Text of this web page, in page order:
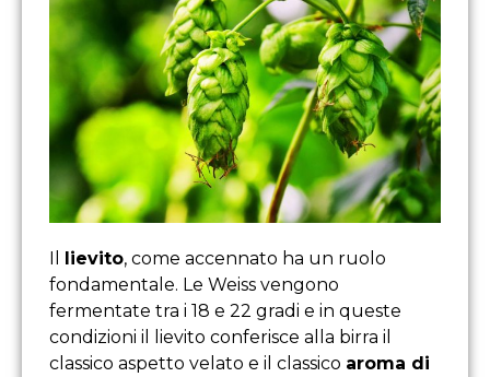
Il lievito, come accennato ha un ruolo
fondamentale. Le Weiss vengono
fermentate tra i 18 e 22 gradi e in queste
condizioni il lievito conferisce alla birra il
classico aspetto velato e il classico aroma di